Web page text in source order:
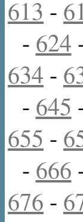
613 -
- 624
634 -
- 645
655 -
- 666
676 -